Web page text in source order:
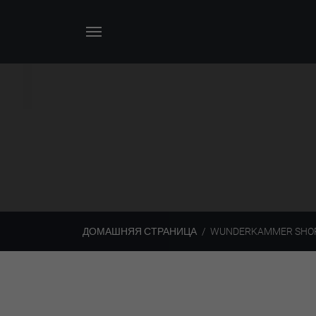
ДОМАШНЯЯ СТРАНИЦА WUNDERKAMMER